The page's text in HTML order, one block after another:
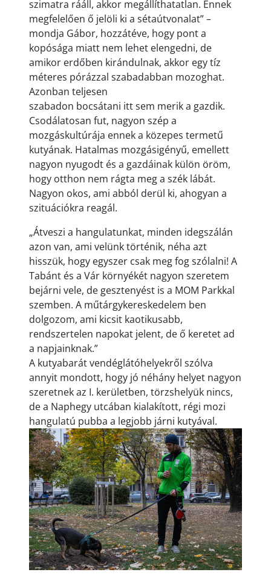
szimatra rááll, akkor megállíthatatlan. Ennek
megfelelően ő jelöli ki a sétaútvonalat” –
mondja Gábor, hozzátéve, hogy pont a
kopósága miatt nem lehet elengedni, de
amikor erdőben kirándulnak, akkor egy tíz
méteres pórázzal szabadabban mozoghat.
Azonban teljesen
szabadon bocsátani itt sem merik a gazdik.
Csodálatosan fut, nagyon szép a
mozgáskultúrája ennek a közepes termetű
kutyának. Hatalmas mozgásigényű, emellett
nagyon nyugodt és a gazdáinak külön öröm,
hogy otthon nem rágta meg a szék lábát.
Nagyon okos, ami abból derül ki, ahogyan a
szituációkra reagál.
„Átveszi a hangulatunkat, minden idegszálán
azon van, ami velünk történik, néha azt
hisszük, hogy egyszer csak meg fog szólalni! A
Tabánt és a Vár környékét nagyon szeretem
bejárni vele, de gesztenyést is a MOM Parkkal
szemben. A műtárgykereskedelem ben
dolgozom, ami kicsit kaotikusabb,
rendszertelen napokat jelent, de ő keretet ad
a napjainknak.”
A kutyabarát vendéglátóhelyekről szólva
annyit mondott, hogy jó néhány helyet nagyon
szeretnek az I. kerületben, törzshelyük nincs,
de a Naphegy utcában kialakított, régi mozi
hangulatú pubba a legjobb járni kutyával.